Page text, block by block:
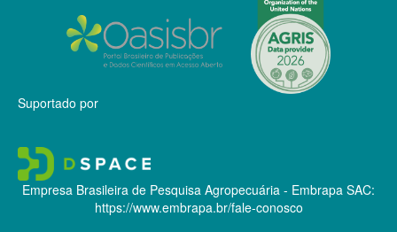
Suportado por
Empresa Brasileira de Pesquisa Agropecuária - Embrapa SAC:
https://www.embrapa.br/fale-conosco